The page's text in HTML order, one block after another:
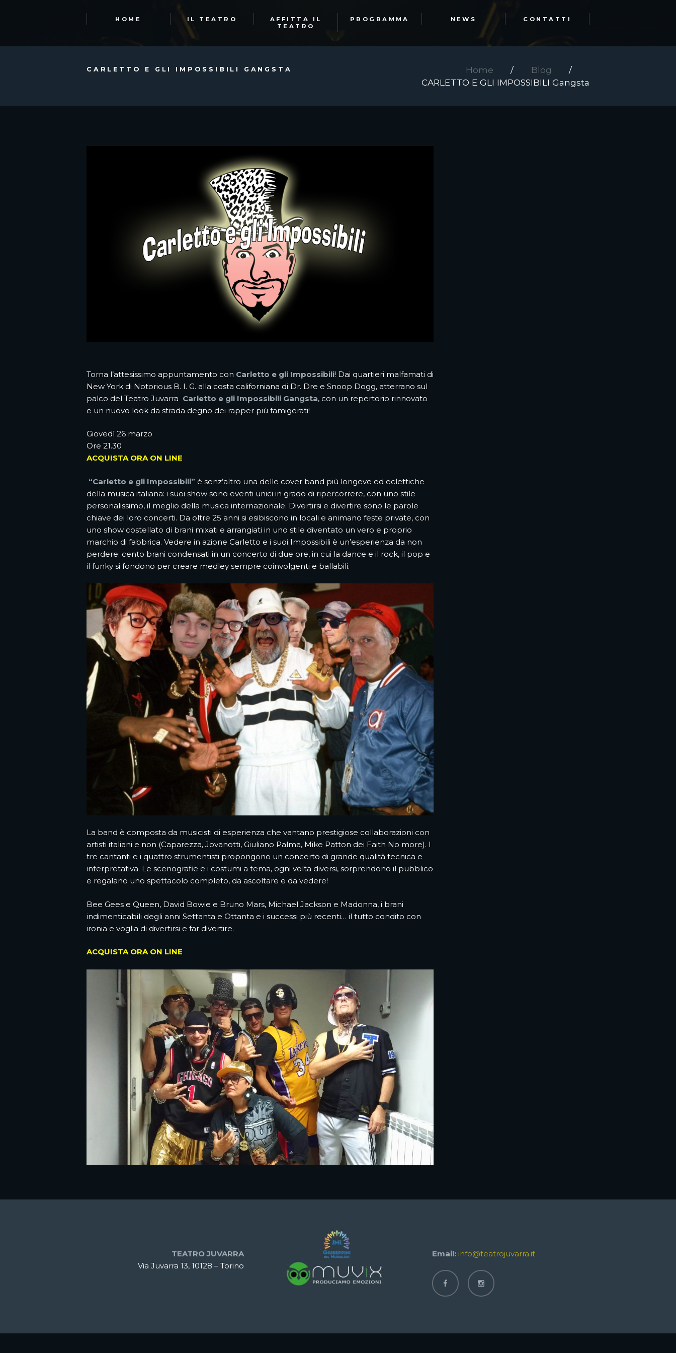
HOME IL TEATRO
AFFITTA IL
TEATRO
PROGRAMMA NEWS CONTATTI
CARLETTO E GLI IMPOSSIBILI GANGSTA Home
Blog
CARLETTO E GLI IMPOSSIBILI Gangsta
Torna l’attesissimo appuntamento con Carletto e gli Impossibili! Dai quartieri malfamati di
New York di Notorious B. I. G. alla costa californiana di Dr. Dre e Snoop Dogg, atterrano sul
palco del Teatro Juvarra Carletto e gli Impossibili Gangsta, con un repertorio rinnovato
e un nuovo look da strada degno dei rapper più famigerati!
Giovedì 26 marzo
Ore 21.30
ACQUISTA ORA ON LINE
“Carletto e gli Impossibili” è senz’altro una delle cover band più longeve ed eclettiche
della musica italiana: i suoi show sono eventi unici in grado di ripercorrere, con uno stile
personalissimo, il meglio della musica internazionale. Divertirsi e divertire sono le parole
chiave dei loro concerti. Da oltre 25 anni si esibiscono in locali e animano feste private, con
uno show costellato di brani mixati e arrangiati in uno stile diventato un vero e proprio
marchio di fabbrica. Vedere in azione Carletto e i suoi Impossibili è un’esperienza da non
perdere: cento brani condensati in un concerto di due ore, in cui la dance e il rock, il pop e
il funky si fondono per creare medley sempre coinvolgenti e ballabili.
La band è composta da musicisti di esperienza che vantano prestigiose collaborazioni con
artisti italiani e non (Caparezza, Jovanotti, Giuliano Palma, Mike Patton dei Faith No more). I
tre cantanti e i quattro strumentisti propongono un concerto di grande qualità tecnica e
interpretativa. Le scenografie e i costumi a tema, ogni volta diversi, sorprendono il pubblico
e regalano uno spettacolo completo, da ascoltare e da vedere!
Bee Gees e Queen, David Bowie e Bruno Mars, Michael Jackson e Madonna, i brani
indimenticabili degli anni Settanta e Ottanta e i successi più recenti… il tutto condito con
ironia e voglia di divertirsi e far divertire.
ACQUISTA ORA ON LINE
TEATRO JUVARRA
Via Juvarra 13, 10128 – Torino
Email: info@teatrojuvarra.it